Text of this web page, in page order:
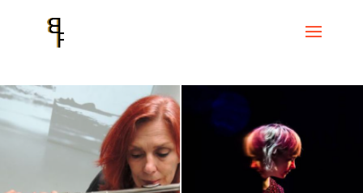
Indòmites. Núria Andorrà i Barbara Held